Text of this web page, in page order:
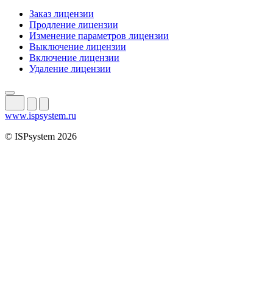
Заказ лицензии
Продление лицензии
Изменение параметров лицензии
Выключение лицензии
Включение лицензии
Удаление лицензии
www.ispsystem.ru
© ISPsystem 2026